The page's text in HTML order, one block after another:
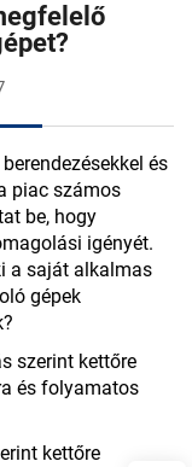
és
piac számos
be, hogy
igényét.
a saját alkalmas
gépek
szerint kettőre
és folyamatos
kettőre